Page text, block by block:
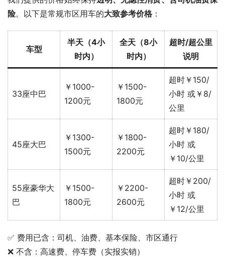
险。以下是常规市区用车的大致参考价格 ：
车型
半天（4小
时内）
全天（8小
时内）
超时/超公里
说明
33座中巴
￥1000-
1200元
￥1500-
1800元
超时￥150/
小时 或￥8/
公里
45座大巴
￥1300-
1500元
￥1800-
2200元
超时￥180/
小时 或
￥10/公里
55座豪华大
巴
￥1500-
1800元
￥2200-
2600元
超时￥200/
小时 或
￥12/公里
✅ 费用已含：司机、油费、基本保险、市区通行
❌ 不含：高速费、停车费（实报实销）